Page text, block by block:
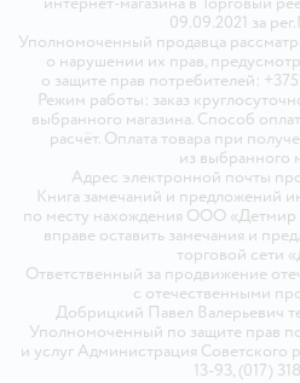
09.09.2021 за
Уполномоченный продавца
о нарушении их прав,
о защите прав потребителей:
Режим работы: заказ
выбранного магазина. Способ
расчёт. Оплата товара при
из выбранного
Адрес электронной почты
Книга замечаний и предложений
по месту нахождения ООО
вправе оставить замечания и
торговой сети
Ответственный за продвижение
с отечественными
Добрицкий Павел Валерьевич
Уполномоченный по защите прав
и услуг Администрация Советского
13-93, (017)